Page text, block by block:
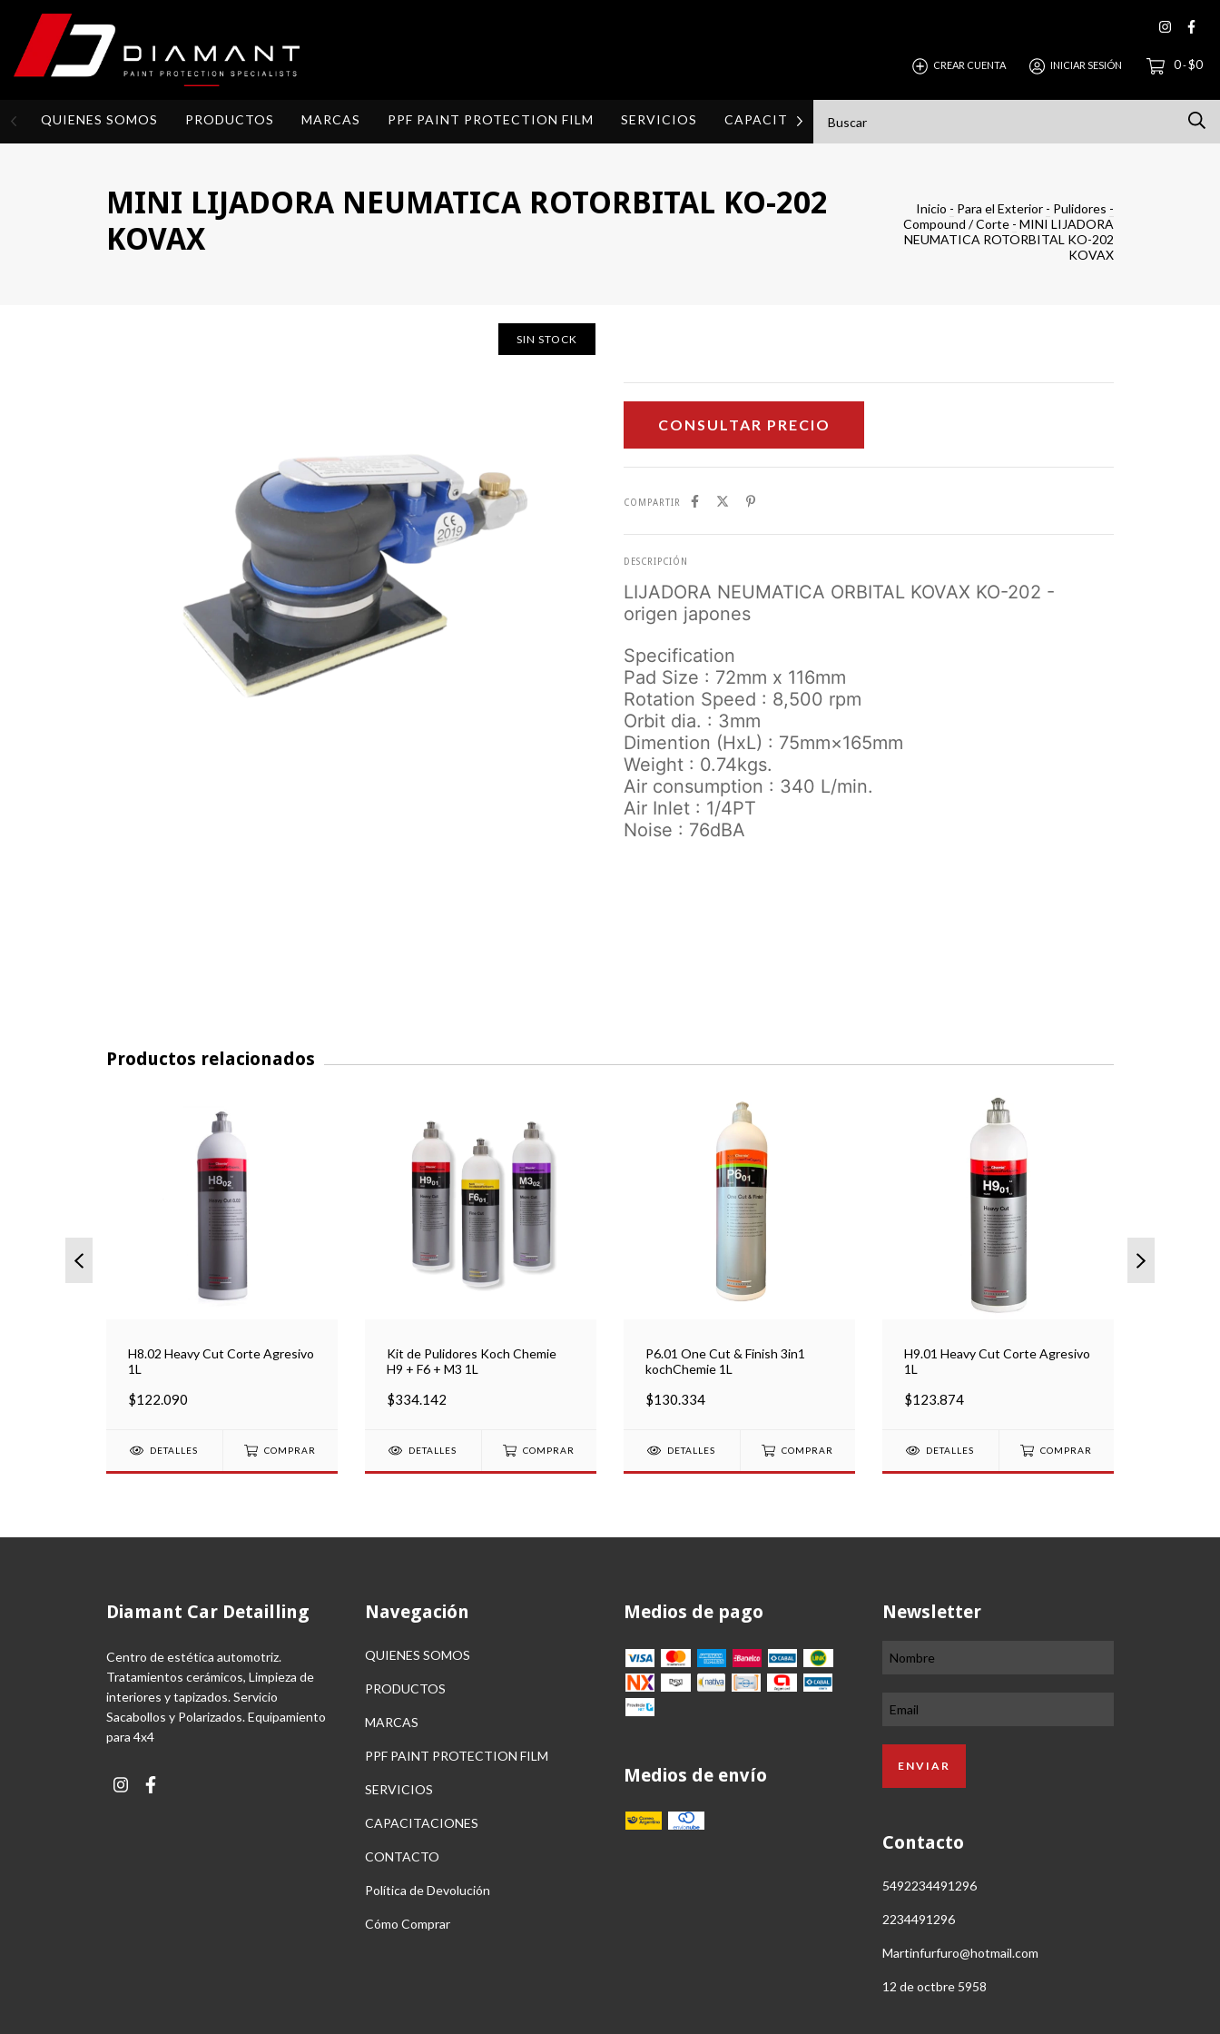
CREAR CUENTA INICIAR SESIÓN 0-$0
QUIENES SOMOS PRODUCTOS MARCAS PPF PAINT PROTECTION FILM SERVICIOS CAPACITACIONES Cómo
MINI LIJADORA NEUMATICA ROTORBITAL KO-202
KOVAX
Inicio - Para el Exterior - Pulidores -
Compound / Corte - MINI LIJADORA
NEUMATICA ROTORBITAL KO-202
KOVAX
SIN STOCK
COMPARTIR
DESCRIPCIÓN
LIJADORA NEUMATICA ORBITAL KOVAX KO-202 -
origen japones
Specification
Pad Size : 72mm x 116mm
Rotation Speed : 8,500 rpm
Orbit dia. : 3mm
Dimention (HxL) : 75mm×165mm
Weight : 0.74kgs.
Air consumption : 340 L/min.
Air Inlet : 1/4PT
Noise : 76dBA
Productos relacionados
H8.02 Heavy Cut Corte Agresivo
1L
$122.090
DETALLES COMPRAR
Kit de Pulidores Koch Chemie
H9 + F6 + M3 1L
$334.142
DETALLES COMPRAR
P6.01 One Cut & Finish 3in1
kochChemie 1L
$130.334
DETALLES COMPRAR
H9.01 Heavy Cut Corte Agresivo
1L
$123.874
DETALLES COMPRAR
Diamant Car Detailling
Centro de estética automotriz.
Tratamientos cerámicos, Limpieza de
interiores y tapizados. Servicio
Sacabollos y Polarizados. Equipamiento
para 4x4
Navegación
QUIENES SOMOS
PRODUCTOS
MARCAS
PPF PAINT PROTECTION FILM
SERVICIOS
CAPACITACIONES
CONTACTO
Política de Devolución
Cómo Comprar
Medios de pago
Medios de envío
Newsletter
Contacto
5492234491296
2234491296
Martinfurfuro@hotmail.com
12 de octbre 5958